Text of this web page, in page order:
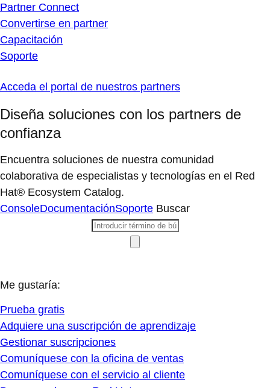
Partner Connect
Convertirse en partner
Capacitación
Soporte
Acceda el portal de nuestros partners
Diseña soluciones con los partners de
confianza
Encuentra soluciones de nuestra comunidad
colaborativa de especialistas y tecnologías en el Red
Hat® Ecosystem Catalog.
ConsoleDocumentaciónSoporte Buscar
Me gustaría:
Prueba gratis
Adquiere una suscripción de aprendizaje
Gestionar suscripciones
Comuníquese con la oficina de ventas
Comuníquese con el servicio al cliente